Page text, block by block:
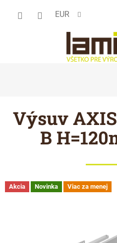
EUR
Výsuv
B
Akcia Novinka Viac za menej